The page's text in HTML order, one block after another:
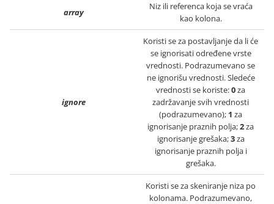
array
Niz ili referenca koja se vraća
kao kolona.
ignore
Koristi se za postavljanje da li će
se ignorisati određene vrste
vrednosti. Podrazumevano se
ne ignorišu vrednosti. Sledeće
vrednosti se koriste:0za
zadržavanje svih vrednosti
(podrazumevano); 1 za
ignorisanje praznih polja;2za
ignorisanje grešaka;3za
ignorisanje praznih polja i
grešaka.
Koristi se za skeniranje niza po
kolonama. Podrazumevano,